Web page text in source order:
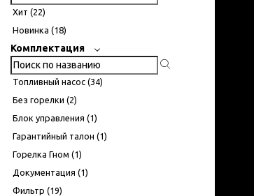
Хит (22)
Новинка (18)
Комплектация
Топливный насос (34)
Без горелки (2)
Блок управления (1)
Гарантийный талон (1)
Горелка Гном (1)
Документация (1)
Фильтр (19)